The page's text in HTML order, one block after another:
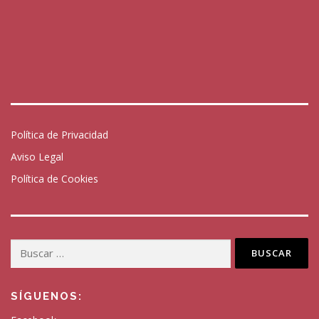
Política de Privacidad
Aviso Legal
Política de Cookies
Buscar:
SÍGUENOS: